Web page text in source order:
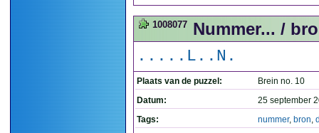
1008077 Nummer... /
.....L..N.
Plaats van de puzzel:
Brein no. 10
Datum:
25 september
Tags:
nummer, bron,